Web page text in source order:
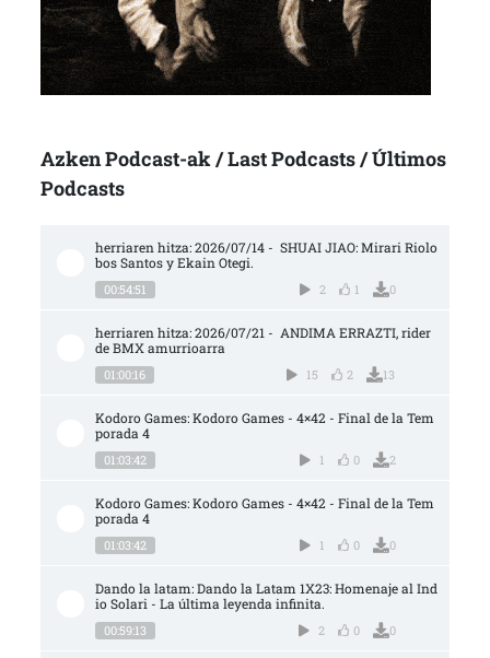
Azken Podcast-ak / Last Podcasts / Últimos
Podcasts
herriaren hitza: 2026/07/14 -  SHUAI JIAO: Mirari Riolo
bos Santos y Ekain Otegi.
00:54:51 2 1 0
herriaren hitza: 2026/07/21 -  ANDIMA ERRAZTI, rider
de BMX amurrioarra
01:00:16 15 2 13
Kodoro Games: Kodoro Games - 4×42 - Final de la Tem
porada 4
01:03:42 1 0 2
Kodoro Games: Kodoro Games - 4×42 - Final de la Tem
porada 4
01:03:42 1 0 0
Dando la latam: Dando la Latam 1X23: Homenaje al Ind
io Solari - La última leyenda infinita.
00:59:13 2 0 0